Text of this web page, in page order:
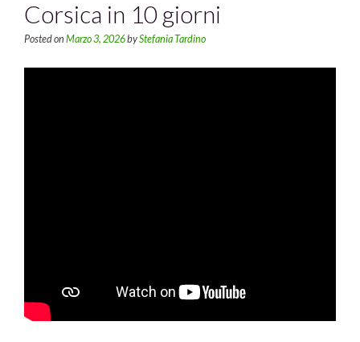
Corsica in 10 giorni
Posted on Marzo 3, 2026byStefania Tardino